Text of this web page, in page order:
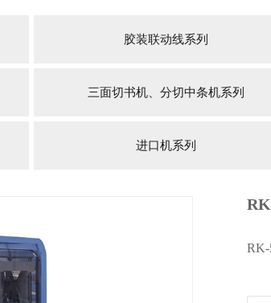
胶装联动线系列
三面切书机、分切中条机系列
进口机系列